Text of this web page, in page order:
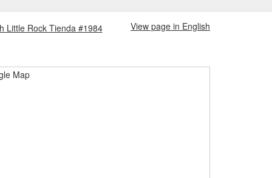
Little Rock Tienda #1984
View page in English